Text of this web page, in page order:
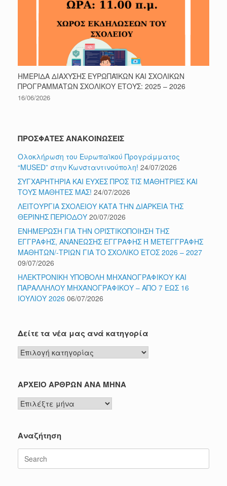
ΗΜΕΡΙΔΑ ΔΙΑΧΥΣΗΣ ΕΥΡΩΠΑΪΚΩΝ ΚΑΙ ΣΧΟΛΙΚΩΝ
ΠΡΟΓΡΑΜΜΑΤΩΝ ΣΧΟΛΙΚΟΥ ΕΤΟΥΣ: 2025 – 2026
16/06/2026
ΠΡΟΣΦΑΤΕΣ ΑΝΑΚΟΙΝΩΣΕΙΣ
Ολοκλήρωση του Ευρωπαϊκού Προγράμματος
“MUSED” στην Κωνσταντινούπολη! 24/07/2026
ΣΥΓΧΑΡΗΤΗΡΙΑ ΚΑΙ ΕΥΧΕΣ ΠΡΟΣ ΤΙΣ ΜΑΘΗΤΡΙΕΣ ΚΑΙ
ΤΟΥΣ ΜΑΘΗΤΕΣ ΜΑΣ! 24/07/2026
ΛΕΙΤΟΥΡΓΙΑ ΣΧΟΛΕΙΟΥ ΚΑΤΑ ΤΗΝ ΔΙΑΡΚΕΙΑ ΤΗΣ
ΘΕΡΙΝΗΣ ΠΕΡΙΟΔΟΥ 20/07/2026
ΕΝΗΜΕΡΩΣΗ ΓΙΑ ΤΗΝ ΟΡΙΣΤΙΚΟΠΟΙΗΣΗ ΤΗΣ
ΕΓΓΡΑΦΗΣ, ΑΝΑΝΕΩΣΗΣ ΕΓΓΡΑΦΗΣ Ή ΜΕΤΕΓΓΡΑΦΗΣ
ΜΑΘΗΤΩΝ/-ΤΡΙΩΝ ΓΙΑ ΤΟ ΣΧΟΛΙΚΟ ΕΤΟΣ 2026 – 2027
09/07/2026
ΗΛΕΚΤΡΟΝΙΚΗ ΥΠΟΒΟΛΗ ΜΗΧΑΝΟΓΡΑΦΙΚΟΥ ΚΑΙ
ΠΑΡΑΛΛΗΛΟΥ ΜΗΧΑΝΟΓΡΑΦΙΚΟΥ – ΑΠΟ 7 ΕΩΣ 16
ΙΟΥΛΙΟΥ 2026 06/07/2026
Δείτε τα νέα μας ανά κατηγορία
Δείτε
τα
μας
κατηγορία
ΑΡΧΕΙΟ ΑΡΘΡΩΝ ΑΝΑ ΜΗΝΑ
ΑΡΧΕΙΟ
ΑΡΘΡΩΝ
ΜΗΝΑ
Αναζήτηση
Search
for: